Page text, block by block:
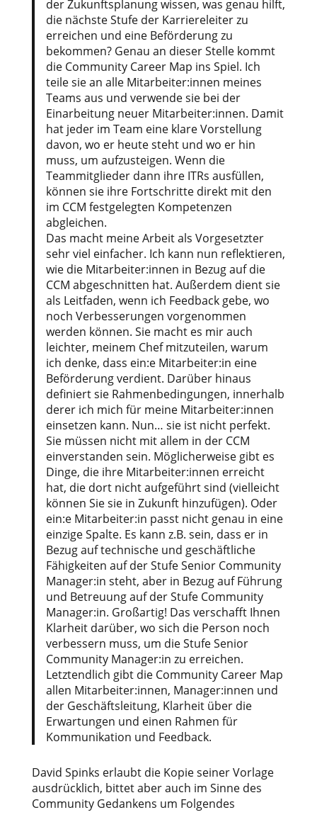
der Zukunftsplanung wissen, was genau hilft,
die nächste Stufe der Karriereleiter zu
erreichen und eine Beförderung zu
bekommen? Genau an dieser Stelle kommt
die Community Career Map ins Spiel. Ich
teile sie an alle Mitarbeiter:innen meines
Teams aus und verwende sie bei der
Einarbeitung neuer Mitarbeiter:innen. Damit
hat jeder im Team eine klare Vorstellung
davon, wo er heute steht und wo er hin
muss, um aufzusteigen. Wenn die
Teammitglieder dann ihre ITRs ausfüllen,
können sie ihre Fortschritte direkt mit den
im CCM festgelegten Kompetenzen
abgleichen.
Das macht meine Arbeit als Vorgesetzter
sehr viel einfacher. Ich kann nun reflektieren,
wie die Mitarbeiter:innen in Bezug auf die
CCM abgeschnitten hat. Außerdem dient sie
als Leitfaden, wenn ich Feedback gebe, wo
noch Verbesserungen vorgenommen
werden können. Sie macht es mir auch
leichter, meinem Chef mitzuteilen, warum
ich denke, dass ein:e Mitarbeiter:in eine
Beförderung verdient. Darüber hinaus
definiert sie Rahmenbedingungen, innerhalb
derer ich mich für meine Mitarbeiter:innen
einsetzen kann. Nun… sie ist nicht perfekt.
Sie müssen nicht mit allem in der CCM
einverstanden sein. Möglicherweise gibt es
Dinge, die ihre Mitarbeiter:innen erreicht
hat, die dort nicht aufgeführt sind (vielleicht
können Sie sie in Zukunft hinzufügen). Oder
ein:e Mitarbeiter:in passt nicht genau in eine
einzige Spalte. Es kann z.B. sein, dass er in
Bezug auf technische und geschäftliche
Fähigkeiten auf der Stufe Senior Community
Manager:in steht, aber in Bezug auf Führung
und Betreuung auf der Stufe Community
Manager:in. Großartig! Das verschafft Ihnen
Klarheit darüber, wo sich die Person noch
verbessern muss, um die Stufe Senior
Community Manager:in zu erreichen.
Letztendlich gibt die Community Career Map
allen Mitarbeiter:innen, Manager:innen und
der Geschäftsleitung, Klarheit über die
Erwartungen und einen Rahmen für
Kommunikation und Feedback.
David Spinks erlaubt die Kopie seiner Vorlage
ausdrücklich, bittet aber auch im Sinne des
Community Gedankens um Folgendes